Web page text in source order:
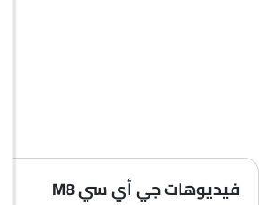
فيديوهات جي أي سي M8